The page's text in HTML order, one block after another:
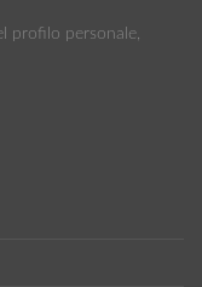
profilo personale,